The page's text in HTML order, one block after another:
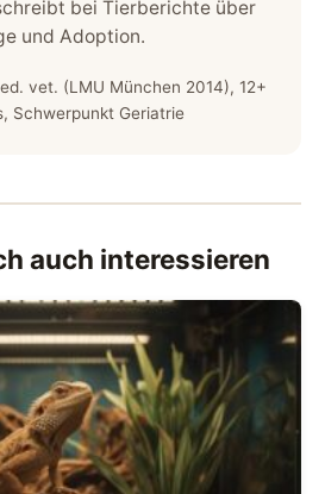
bei Tierberichte über
und Adoption.
vet. (LMU München 2014), 12+
Schwerpunkt Geriatrie
auch interessieren